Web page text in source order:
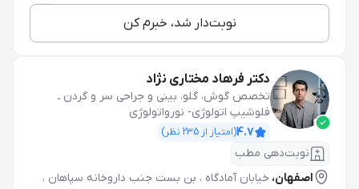
نوبت‌دار شد، خبرم کن
دکتر فرهاد مختاری نژاد
تخصص گوش، گلو، بینی و جراحی سر و گردن ـ
فلوشیپ اتولوژی- نورواتولوژی
4.7(امتیاز از 235 نظر)
نوبت‌دهی مطب
اصفهان، خیابان آمادگاه ، بن بست جنب داروخانه سپاهان ،